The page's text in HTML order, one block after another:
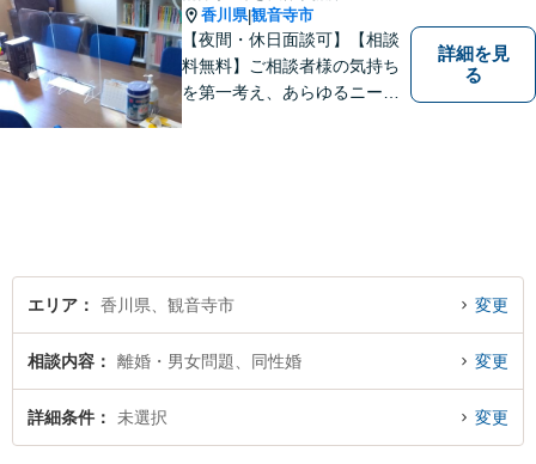
香川県|観音寺市
【夜間・休日面談可】【相談
料無料】ご相談者様の気持ち
を第一考え、あらゆるニーズ
詳細を見
る
エリア 香川県、観音寺市 変更
相談内容 離婚・男女問題、同性婚 変更
詳細条件 未選択 変更